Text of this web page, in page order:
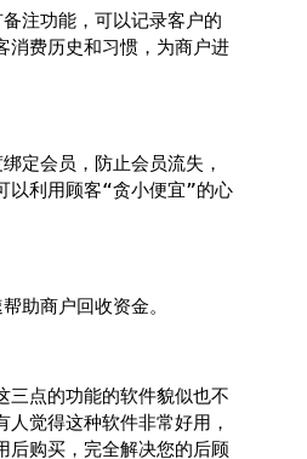
注功能，可以记录客户的
消费历史和习惯，为商户进
定会员，防止会员流失，
以利用顾客“贪小便宜”的心
助商户回收资金。
三点的功能的软件貌似也不
觉得这种软件非常好用，
后购买，完全解决您的后顾